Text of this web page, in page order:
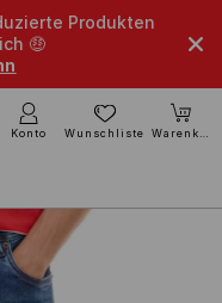
Produkten
🤑
Konto Wunschliste Warenkorb